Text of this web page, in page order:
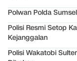
Polwan Polda
Polisi Resmi Setop
Kejanggalan
Polisi Wakatobi